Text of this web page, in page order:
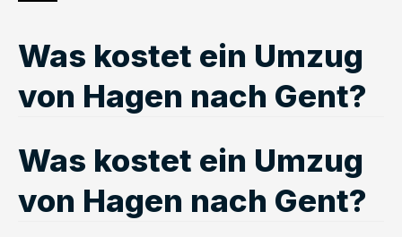
Was kostet ein Umzug
von Hagen nach Gent?
Was kostet ein Umzug
von Hagen nach Gent?